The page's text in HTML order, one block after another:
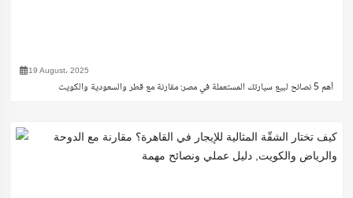
19 August، 2025
أهم 5 نصائح لبيع سيارتك المستعملة في مصر: مقارنة مع قطر والسعودية والكويت